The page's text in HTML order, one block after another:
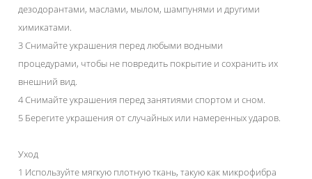
дезодорантами, маслами, мылом, шампунями и другими
химикатами.
3 Снимайте украшения перед любыми водными
процедурами, чтобы не повредить покрытие и сохранить их
внешний вид.
4 Снимайте украшения перед занятиями спортом и сном.
5 Берегите украшения от случайных или намеренных ударов.
Уход
1 Используйте мягкую плотную ткань, такую как микрофибра